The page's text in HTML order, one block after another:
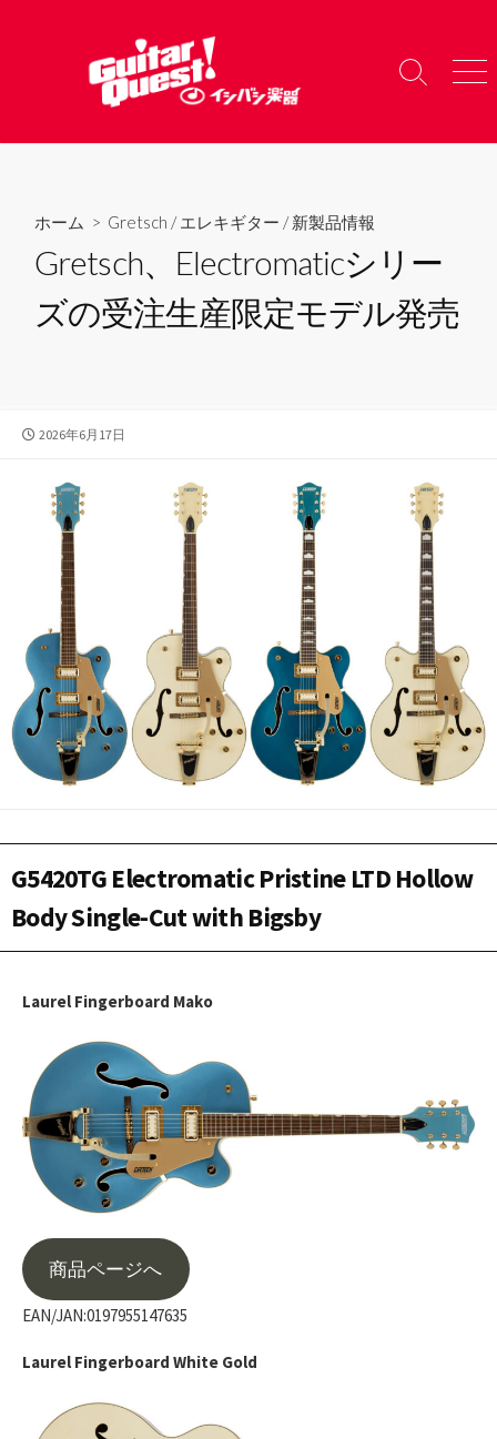
へ
検
り
メ
ー
ホーム > Gretsch /エレキギター /新製品情報
Gretsch、Electromaticシリー
ズの受注生産限定モデル発売
公
2026年6月17日
G5420TG Electromatic Pristine LTD Hollow
Body Single-Cut with Bigsby
Laurel Fingerboard Mako
商品ページへ
EAN/JAN:0197955147635
Laurel Fingerboard White Gold